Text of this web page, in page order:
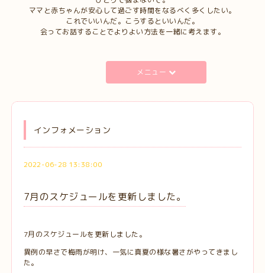
ママと赤ちゃんが安心して過ごす時間をなるべく多くしたい。
これでいいんだ。こうするといいんだ。
会ってお話することでよりよい方法を一緒に考えます。
メニュー
インフォメーション
2022-06-28 13:38:00
7月のスケジュールを更新しました。
7月のスケジュールを更新しました。
異例の早さで梅雨が明け、一気に真夏の様な暑さがやってきまし
た。